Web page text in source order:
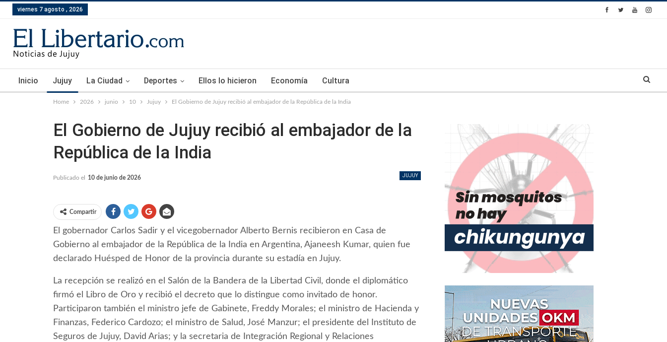
viernes 7 agosto , 2026
Inicio Jujuy La Ciudad Deportes Ellos lo hicieron Economía Cultura
Home 2026 junio 10 Jujuy El Gobierno de Jujuy recibió al embajador de la República de la India
El Gobierno de Jujuy recibió al embajador de la
República de la India
JUJUY
Publicado el 10 de junio de 2026
Compartir
El gobernador Carlos Sadir y el vicegobernador Alberto Bernis recibieron en Casa de
Gobierno al embajador de la República de la India en Argentina, Ajaneesh Kumar, quien fue
declarado Huésped de Honor de la provincia durante su estadía en Jujuy.
La recepción se realizó en el Salón de la Bandera de la Libertad Civil, donde el diplomático
firmó el Libro de Oro y recibió el decreto que lo distingue como invitado de honor.
Participaron también el ministro jefe de Gabinete, Freddy Morales; el ministro de Hacienda y
Finanzas, Federico Cardozo; el ministro de Salud, José Manzur; el presidente del Instituto de
Seguros de Jujuy, David Arias; y la secretaria de Integración Regional y Relaciones